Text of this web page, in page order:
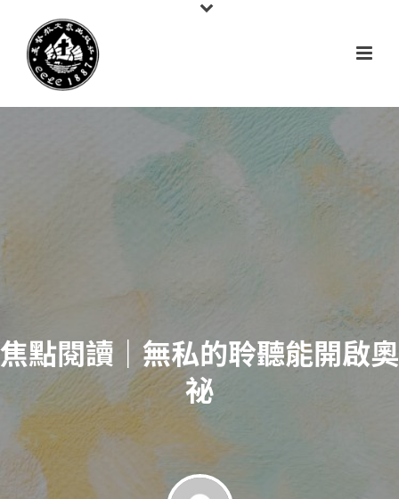
焦點閱讀｜無私的聆聽能開啟奧
祕